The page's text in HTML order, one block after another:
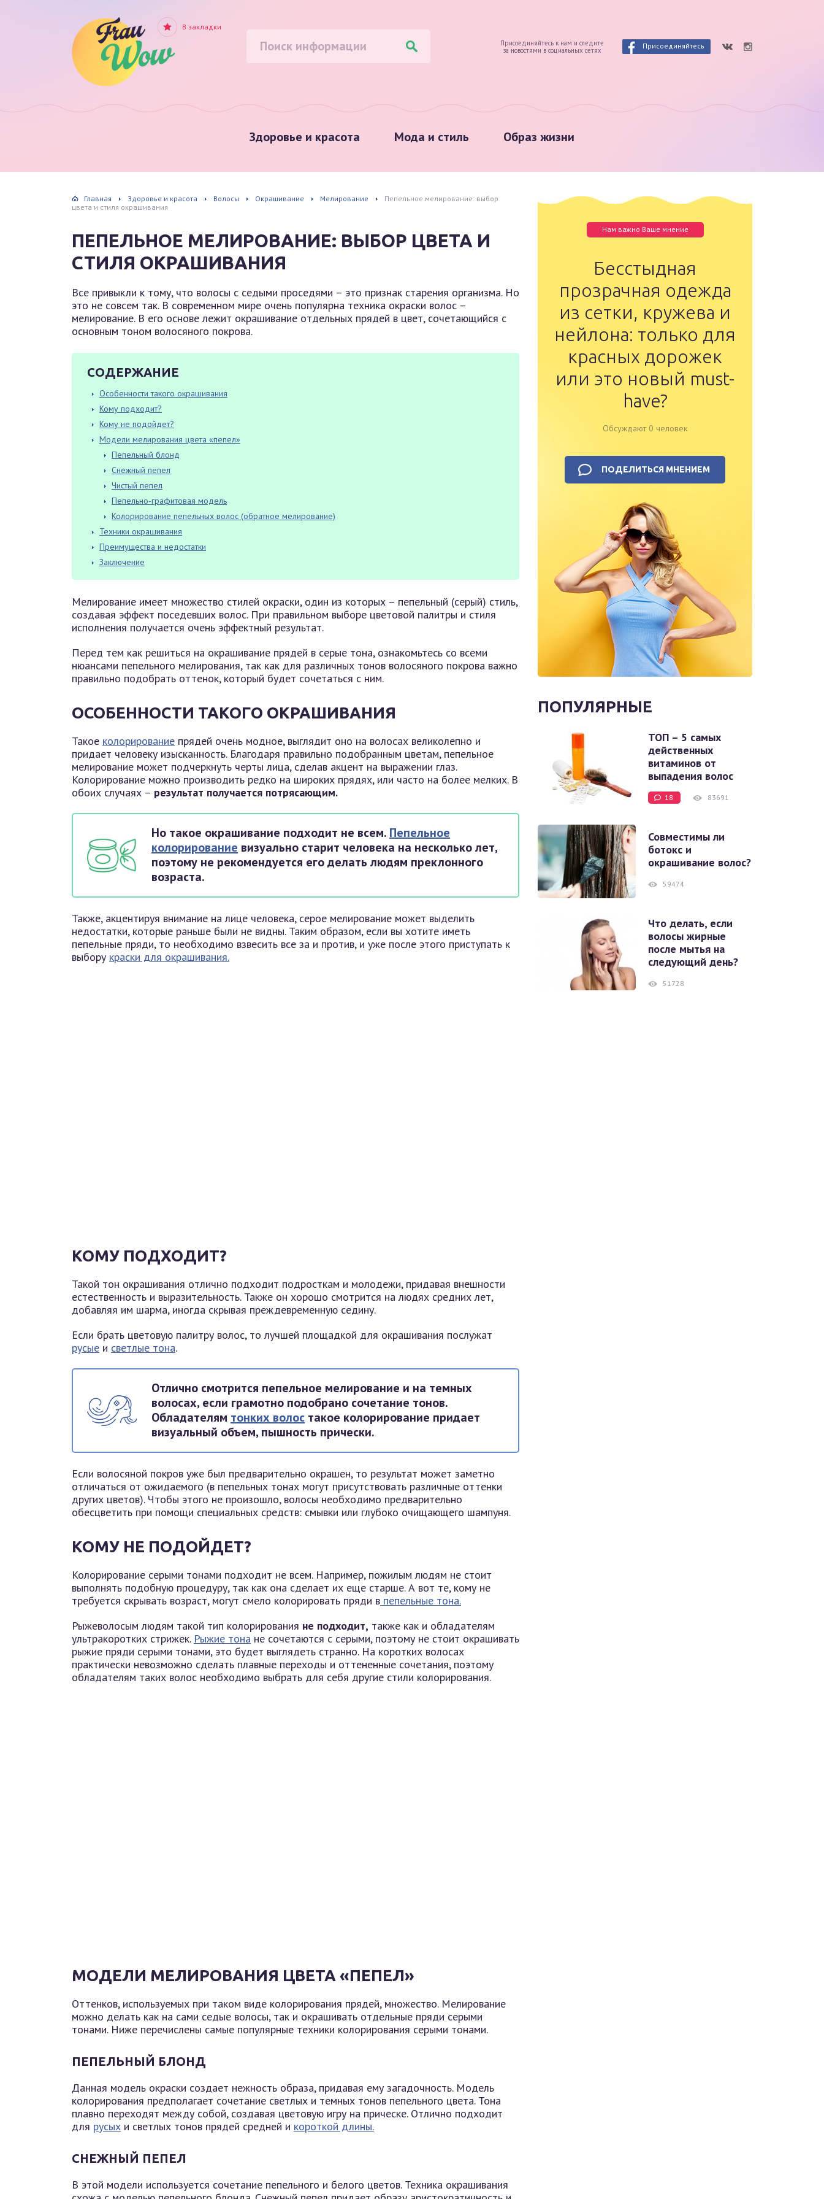
Здоровье и красота Мода и стиль Образ жизни
Присоединяйтесь к нам и следите
за новостями в социальных сетях
Присоединяйтесь
В закладки
Главная Здоровье и красота Волосы Окрашивание Мелирование
Пепельное мелирование: выбор
цвета и стиля окрашивания
ПЕПЕЛЬНОЕ МЕЛИРОВАНИЕ: ВЫБОР ЦВЕТА И
СТИЛЯ ОКРАШИВАНИЯ
Все привыкли к тому, что волосы с седыми проседями – это признак старения организма. Но
это не совсем так. В современном мире очень популярна техника окраски волос –
мелирование. В его основе лежит окрашивание отдельных прядей в цвет, сочетающийся с
основным тоном волосяного покрова.
СОДЕРЖАНИЕ
Особенности такого окрашивания
Кому подходит?
Кому не подойдет?
Модели мелирования цвета «пепел»
Пепельный блонд
Снежный пепел
Чистый пепел
Пепельно-графитовая модель
Колорирование пепельных волос (обратное мелирование)
Техники окрашивания
Преимущества и недостатки
Заключение
Мелирование имеет множество стилей окраски, один из которых – пепельный (серый) стиль,
создавая эффект поседевших волос. При правильном выборе цветовой палитры и стиля
исполнения получается очень эффектный результат.
Перед тем как решиться на окрашивание прядей в серые тона, ознакомьтесь со всеми
нюансами пепельного мелирования, так как для различных тонов волосяного покрова важно
правильно подобрать оттенок, который будет сочетаться с ним.
ОСОБЕННОСТИ ТАКОГО ОКРАШИВАНИЯ
Такое колорирование прядей очень модное, выглядит оно на волосах великолепно и
придает человеку изысканность. Благодаря правильно подобранным цветам, пепельное
мелирование может подчеркнуть черты лица, сделав акцент на выражении глаз.
Колорирование можно производить редко на широких прядях, или часто на более мелких. В
обоих случаях – результат получается потрясающим.
Но такое окрашивание подходит не всем. Пепельное
колорирование визуально старит человека на несколько лет,
поэтому не рекомендуется его делать людям преклонного
возраста.
Также, акцентируя внимание на лице человека, серое мелирование может выделить
недостатки, которые раньше были не видны. Таким образом, если вы хотите иметь
пепельные пряди, то необходимо взвесить все за и против, и уже после этого приступать к
выбору краски для окрашивания.
КОМУ ПОДХОДИТ?
Такой тон окрашивания отлично подходит подросткам и молодежи, придавая внешности
естественность и выразительность. Также он хорошо смотрится на людях средних лет,
добавляя им шарма, иногда скрывая преждевременную седину.
Если брать цветовую палитру волос, то лучшей площадкой для окрашивания послужат
русые и светлые тона.
Отлично смотрится пепельное мелирование и на темных
волосах, если грамотно подобрано сочетание тонов.
Обладателям тонких волос такое колорирование придает
визуальный объем, пышность прически.
Если волосяной покров уже был предварительно окрашен, то результат может заметно
отличаться от ожидаемого (в пепельных тонах могут присутствовать различные оттенки
других цветов). Чтобы этого не произошло, волосы необходимо предварительно
обесцветить при помощи специальных средств: смывки или глубоко очищающего шампуня.
КОМУ НЕ ПОДОЙДЕТ?
Колорирование серыми тонами подходит не всем. Например, пожилым людям не стоит
выполнять подобную процедуру, так как она сделает их еще старше. А вот те, кому не
требуется скрывать возраст, могут смело колорировать пряди в пепельные тона.
Рыжеволосым людям такой тип колорирования не подходит, также как и обладателям
ультракоротких стрижек. Рыжие тона не сочетаются с серыми, поэтому не стоит окрашивать
рыжие пряди серыми тонами, это будет выглядеть странно. На коротких волосах
практически невозможно сделать плавные переходы и оттененные сочетания, поэтому
обладателям таких волос необходимо выбрать для себя другие стили колорирования.
МОДЕЛИ МЕЛИРОВАНИЯ ЦВЕТА «ПЕПЕЛ»
Оттенков, используемых при таком виде колорирования прядей, множество. Мелирование
можно делать как на сами седые волосы, так и окрашивать отдельные пряди серыми
тонами. Ниже перечислены самые популярные техники колорирования серыми тонами.
ПЕПЕЛЬНЫЙ БЛОНД
Данная модель окраски создает нежность образа, придавая ему загадочность. Модель
колорирования предполагает сочетание светлых и темных тонов пепельного цвета. Тона
плавно переходят между собой, создавая цветовую игру на прическе. Отлично подходит
для русых и светлых тонов прядей средней и короткой длины.
СНЕЖНЫЙ ПЕПЕЛ
В этой модели используется сочетание пепельного и белого цветов. Техника окрашивания
Нам важно Ваше мнение
Бесстыдная
прозрачная одежда
из сетки, кружева и
нейлона: только для
красных дорожек
или это новый must-
have?
Обсуждают 0 человек
ПОДЕЛИТЬСЯ МНЕНИЕМ
ПОПУЛЯРНЫЕ
ТОП – 5 самых
действенных
витаминов от
выпадения волос
18 83691
Совместимы ли
ботокс и
окрашивание волос?
59474
Что делать, если
волосы жирные
после мытья на
следующий день?
51728